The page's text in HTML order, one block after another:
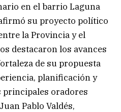
en el barrio Laguna
su proyecto político
la Provincia y el
destacaron los avances
de su propuesta
planificación y
principales oradores
Pablo Valdés,